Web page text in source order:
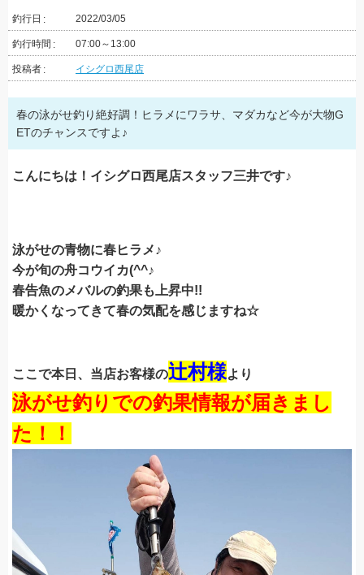
釣行日 2022/03/05
釣行時間 07:00～13:00
投稿者 イシグロ西尾店
春の泳がせ釣り絶好調！ヒラメにワラサ、マダカなど今が大物G
ETのチャンスですよ♪
こんにちは！イシグロ西尾店スタッフ三井です♪
泳がせの青物に春ヒラメ♪
今が旬の舟コウイカ(^^♪
春告魚のメバルの釣果も上昇中!!
暖かくなってきて春の気配を感じますね☆
ここで本日、当店お客様の辻村様より
泳がせ釣りでの釣果情報が届きまし
た！！